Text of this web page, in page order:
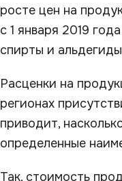
росте цен на
с 1 января 2019
спирты и
Расценки на
регионах
приводит,
определенные
Так, стоимость